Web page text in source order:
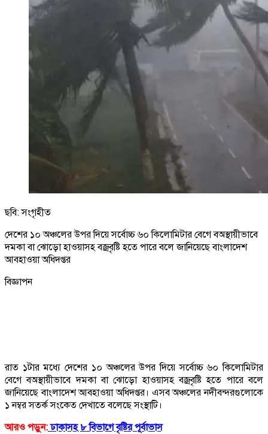
ছবি: সংগৃহীত
দেশের ১০ অঞ্চলের উপর দিয়ে সর্বোচ্চ ৬০ কিলোমিটার বেগে বঅস্থায়ীভাবে
দমকা বা ঝোড়ো হাওয়াসহ বজ্রবৃষ্টি হতে পারে বলে জানিয়েছে বাংলাদেশ
আবহাওয়া অধিদপ্তর
বিজ্ঞাপন
রাত ১টার মধ্যে দেশের ১০ অঞ্চলের উপর দিয়ে সর্বোচ্চ ৬০ কিলোমিটার
বেগে বঅস্থায়ীভাবে দমকা বা ঝোড়ো হাওয়াসহ বজ্রবৃষ্টি হতে পারে বলে
জানিয়েছে বাংলাদেশ আবহাওয়া অধিদপ্তর। এসব অঞ্চলের নদীবন্দরগুলোকে
১ নম্বর সতর্ক সংকেত দেখাতে বলেছে সংস্থাটি।
আরও পড়ুন:ঢাকাসহ ৮ বিভাগে বৃষ্টির পূর্বাভাস